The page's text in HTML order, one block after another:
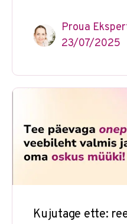
Proua
23/07/2025
Kujutage ette: